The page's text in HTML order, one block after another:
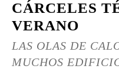
CÁRCELES
VERANO
LAS OLAS DE
MUCHOS